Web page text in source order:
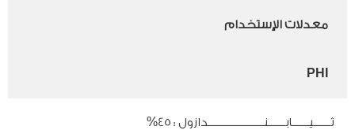
معدلات الإستخدام
PHI
ثـــــــيـــــــابـــــــنـــــــــــــــــــــــدازول : 45%